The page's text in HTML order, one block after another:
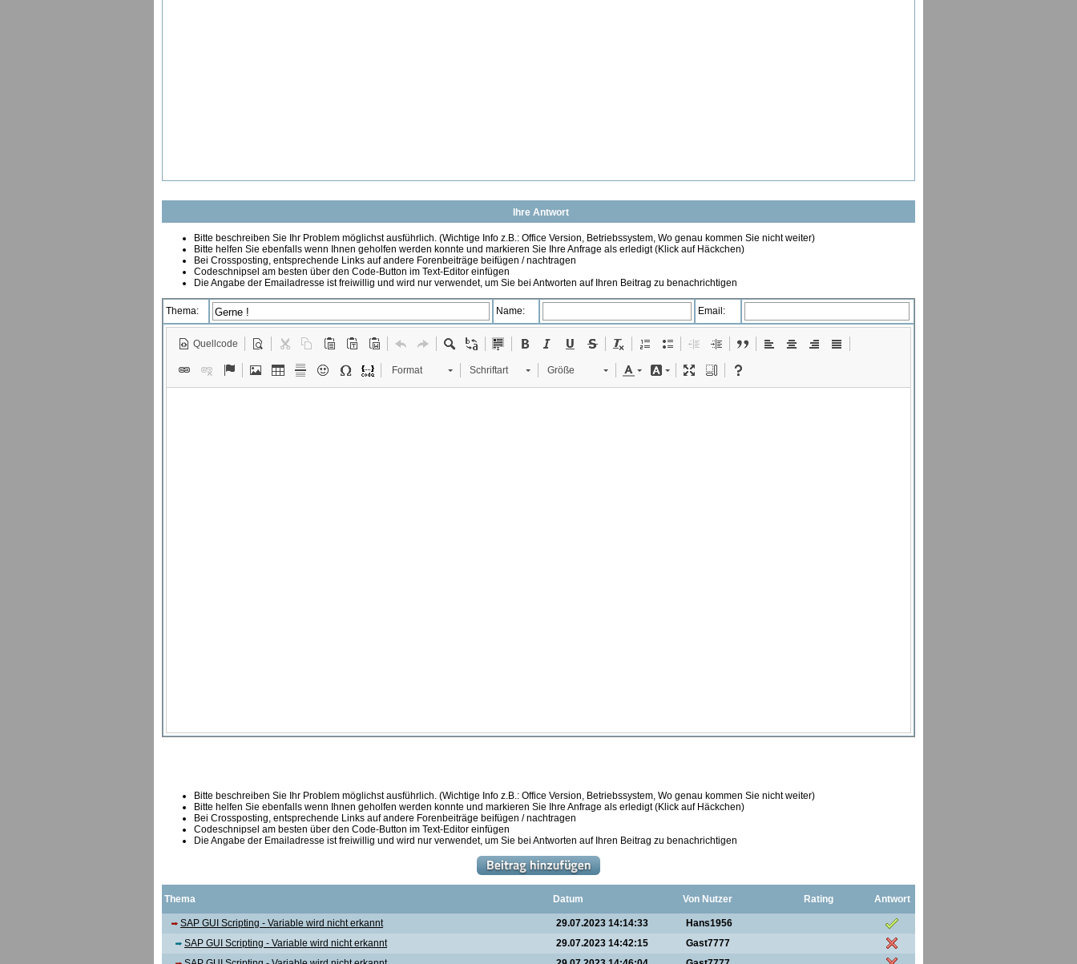
Ihre Antwort
Bitte beschreiben Sie Ihr Problem möglichst ausführlich. (Wichtige Info z.B.: Office Version, Betriebssystem, Wo genau kommen Sie nicht weiter)
Bitte helfen Sie ebenfalls wenn Ihnen geholfen werden konnte und markieren Sie Ihre Anfrage als erledigt (Klick auf Häckchen)
Bei Crossposting, entsprechende Links auf andere Forenbeiträge beifügen / nachtragen
Codeschnipsel am besten über den Code-Button im Text-Editor einfügen
Die Angabe der Emailadresse ist freiwillig und wird nur verwendet, um Sie bei Antworten auf Ihren Beitrag zu benachrichtigen
Thema: Name: Email:
Quellcode
Format Schriftart Größe
Bitte beschreiben Sie Ihr Problem möglichst ausführlich. (Wichtige Info z.B.: Office Version, Betriebssystem, Wo genau kommen Sie nicht weiter)
Bitte helfen Sie ebenfalls wenn Ihnen geholfen werden konnte und markieren Sie Ihre Anfrage als erledigt (Klick auf Häckchen)
Bei Crossposting, entsprechende Links auf andere Forenbeiträge beifügen / nachtragen
Codeschnipsel am besten über den Code-Button im Text-Editor einfügen
Die Angabe der Emailadresse ist freiwillig und wird nur verwendet, um Sie bei Antworten auf Ihren Beitrag zu benachrichtigen
Thema Datum Von Nutzer Rating Antwort
SAP GUI Scripting - Variable wird nicht erkannt 29.07.2023 14:14:33
Hans1956
SAP GUI Scripting - Variable wird nicht erkannt
29.07.2023 14:42:15
Gast7777